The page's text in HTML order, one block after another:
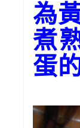
為
煮
蛋